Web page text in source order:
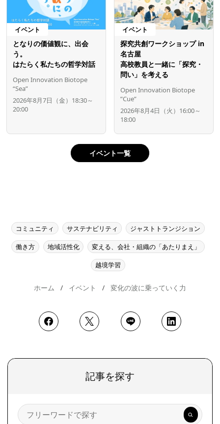
イベント
となりの価値観に、出会
う。
はたらく私たちの哲学対話
Open Innovation Biotope
“Sea”
2026年8月7日（金）18:30～
20:00
イベント
探究共創ワークショップ in
名古屋
高校教員と一緒に「探究・
問い」を考える
Open Innovation Biotope
”Cue”
2026年8月4日（火）16:00～
18:00
イベント一覧
コミュニティ サステナビリティ ジャストトランジション
働き方 地域活性化 変える、会社・組織の「あたりまえ」
越境学習
ホーム イベント 変化の波に乗っていく力
記事を探す
検
索